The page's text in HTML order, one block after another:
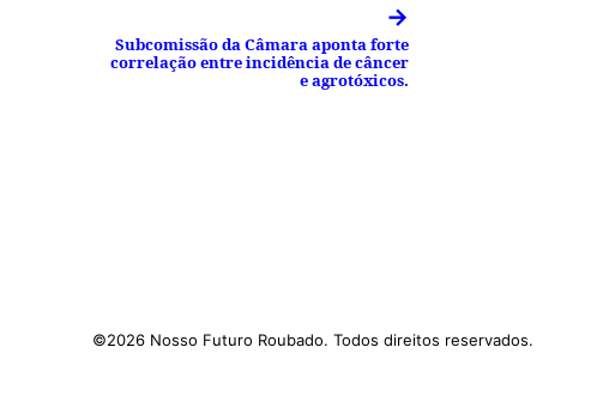
→
Subcomissão da Câmara aponta forte
correlação entre incidência de câncer
e agrotóxicos.
©2026 Nosso Futuro Roubado. Todos direitos reservados.